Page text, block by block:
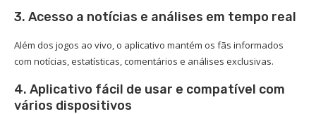
3. Acesso a notícias e análises em tempo real
Além dos jogos ao vivo, o aplicativo mantém os fãs informados
com notícias, estatísticas, comentários e análises exclusivas.
4. Aplicativo fácil de usar e compatível com
vários dispositivos